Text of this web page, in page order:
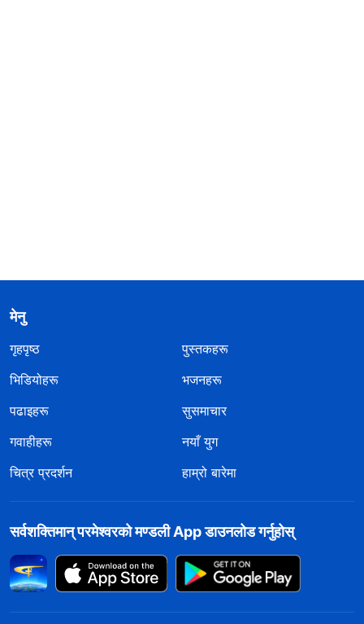
मेनु
गृहपृष्ठ
पुस्तकहरू
भिडियोहरू
भजनहरू
पढाइहरू
सुसमाचार
गवाहीहरू
नयाँ युग
चित्र प्रदर्शन
हाम्रो बारेमा
सर्वशक्तिमान्‌ परमेश्‍वरको मण्डली App डाउनलोड गर्नुहोस्